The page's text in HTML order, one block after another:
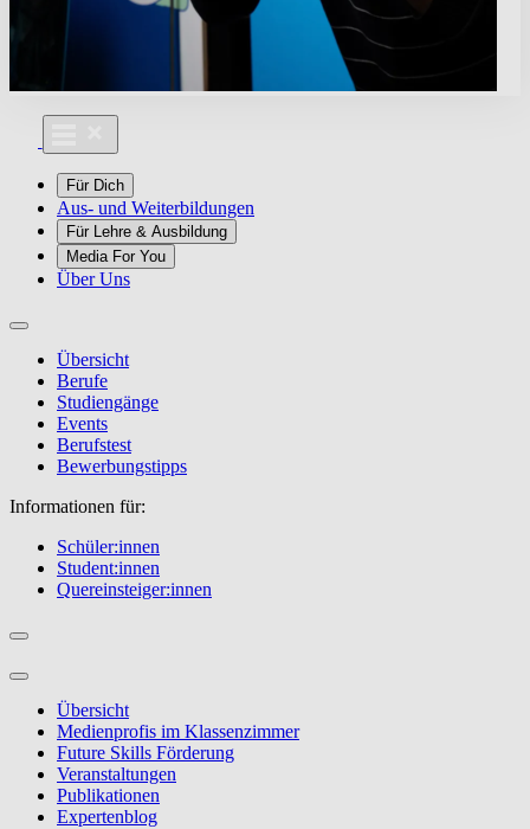
Für Dich
Aus- und Weiterbildungen
Für Lehre & Ausbildung
Media For You
Über Uns
Übersicht
Berufe
Studiengänge
Events
Berufstest
Bewerbungstipps
Informationen für:
Schüler:innen
Student:innen
Quereinsteiger:innen
Übersicht
Medienprofis im Klassenzimmer
Future Skills Förderung
Veranstaltungen
Publikationen
Expertenblog